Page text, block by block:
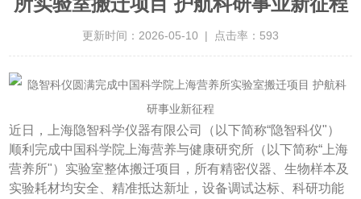
更新时间：2026-05-10 | 点击率：593
近日，上海隐智科学仪器有限公司（以下简称“隐智科仪"）
顺利完成中国科学院上海营养与健康研究所（以下简称“上海
营养所"）实验室整体搬迁项目，所有精密仪器、生物样本及
实验耗材均安全、精准抵达新址，设备调试达标、科研功能